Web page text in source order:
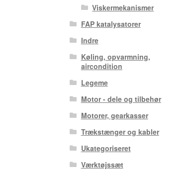
Viskermekanismer
FAP katalysatorer
Indre
Køling, opvarmning,
aircondition
Legeme
Motor - dele og tilbehør
Motorer, gearkasser
Trækstænger og kabler
Ukategoriseret
Værktøjssæt